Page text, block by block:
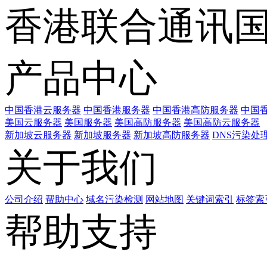
香港联合通讯
产品中心
中国香港云服务器 中国香港服务器 中国香港高防服务器 中国
美国云服务器 美国服务器 美国高防服务器 美国高防云服务器
新加坡云服务器 新加坡服务器 新加坡高防服务器 DNS污染处
关于我们
公司介绍 帮助中心 域名污染检测 网站地图 关键词索引 标签索
帮助支持